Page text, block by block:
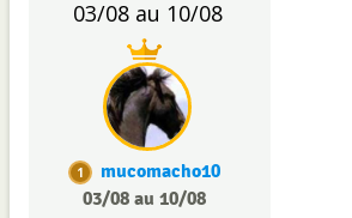
03/08 au 10/08
1
mucomacho10
03/08 au 10/08